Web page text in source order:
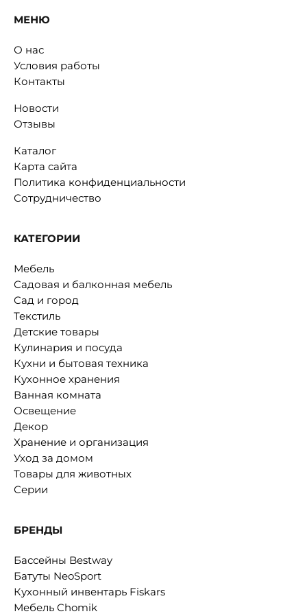
МЕНЮ
О нас
Условия работы
Контакты
Новости
Отзывы
Каталог
Карта сайта
Политика конфиденциальности
Сотрудничество
КАТЕГОРИИ
Мебель
Садовая и балконная мебель
Сад и город
Текстиль
Детские товары
Кулинария и посуда
Кухни и бытовая техника
Кухонное хранения
Ванная комната
Освещение
Декор
Хранение и организация
Уход за домом
Товары для животных
Серии
БРЕНДЫ
Бассейны Bestway
Батуты NeoSport
Кухонный инвентарь Fiskars
Мебель Chomik